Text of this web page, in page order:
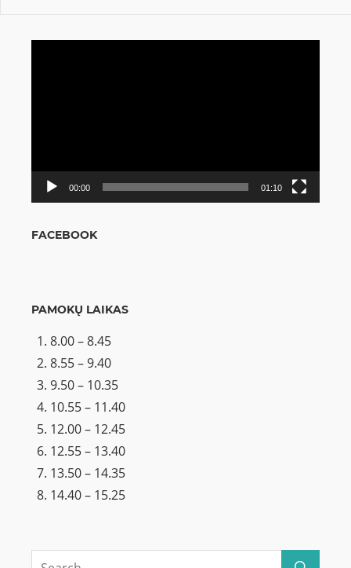
00:00 01:10
FACEBOOK
PAMOKŲ LAIKAS
8.00 – 8.45
8.55 – 9.40
9.50 – 10.35
10.55 – 11.40
12.00 – 12.45
12.55 – 13.40
13.50 – 14.35
14.40 – 15.25